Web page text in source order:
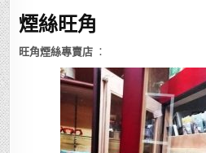
煙絲旺角
旺角煙絲專賣店 ：